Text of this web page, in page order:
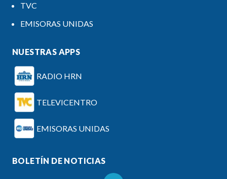
TVC
EMISORAS UNIDAS
NUESTRAS APPS
RADIO HRN
TELEVICENTRO
EMISORAS UNIDAS
BOLETÍN DE NOTICIAS